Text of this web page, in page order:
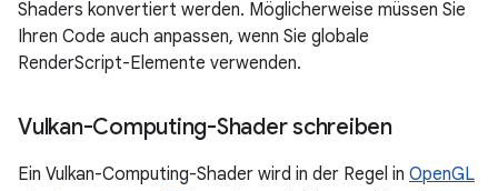
Shaders konvertiert werden. Möglicherweise müssen Sie
Ihren Code auch anpassen, wenn Sie globale
RenderScript-Elemente verwenden.
Vulkan-Computing-Shader schreiben
Ein Vulkan-Computing-Shader wird in der Regel in OpenGL